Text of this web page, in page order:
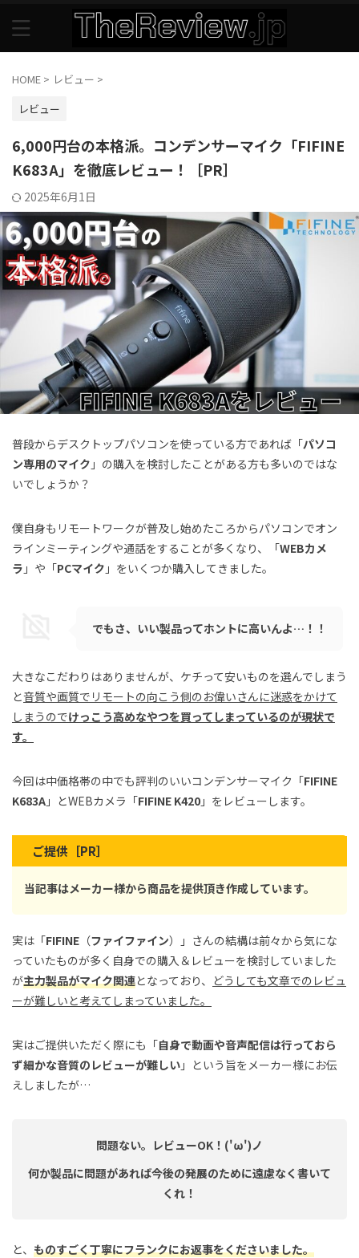
HOME > レビュー >
レビュー
6,000円台の本格派。コンデンサーマイク「FIFINE
K683A」を徹底レビュー！［PR］
2025年6月1日
普段からデスクトップパソコンを使っている方であれば「パソコ
ン専用のマイク 」の購入を検討したことがある方も多いのではな
いでしょうか？
僕自身もリモートワークが普及し始めたころからパソコンでオン
ラインミーティングや通話をすることが多くなり、「WEBカメ
ラ 」や「PCマイク 」をいくつか購入してきました。
でもさ、いい製品ってホントに高いんよ…！！
大きなこだわりはありませんが、ケチって安いものを選んでしまう
と音質や画質でリモートの向こう側のお偉いさんに迷惑をかけて
しまうのでけっこう高めなやつを買ってしまっているのが現状で
す。
今回は中価格帯の中でも評判のいいコンデンサーマイク「FIFINE
K683A 」とWEBカメラ「FIFINE K420 」をレビューします。
ご提供［PR］
当記事はメーカー様から商品を提供頂き作成しています。
実は「FIFINE （ファイファイン）」さんの結構は前々から気にな
っていたものが多く自身での購入＆レビューを検討していました
が主力製品がマイク関連となっており、
どうしても文章でのレビュ
ーが難しいと考えてしまっていました。
実はご提供いただく際にも「自身で動画や音声配信は行っておら
ず細かな音質のレビューが難しい 」という旨をメーカー様にお伝
えしましたが…
問題ない。レビューOK！ ('ω')ノ
何か製品に問題があれば今後の発展のために遠慮なく書いて
くれ！
と、 ものすごく丁寧にフランクにお返事をくださいました。